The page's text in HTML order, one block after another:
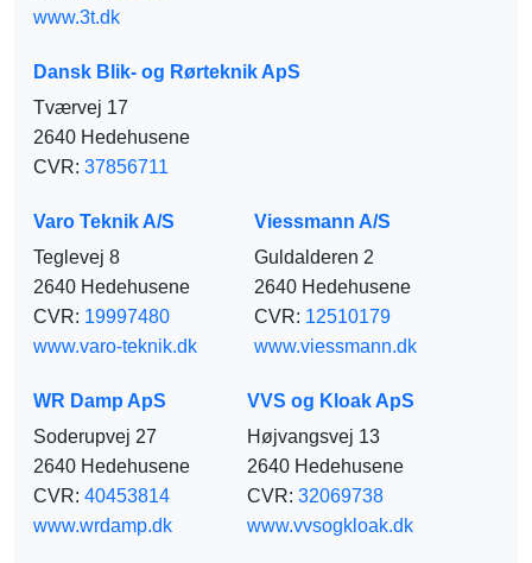
www.3t.dk
Dansk Blik- og Rørteknik ApS
Tværvej 17
2640 Hedehusene
CVR: 37856711
Varo Teknik A/S
Teglevej 8
2640 Hedehusene
CVR: 19997480
www.varo-teknik.dk
Viessmann A/S
Guldalderen 2
2640 Hedehusene
CVR: 12510179
www.viessmann.dk
WR Damp ApS
Soderupvej 27
2640 Hedehusene
CVR: 40453814
www.wrdamp.dk
VVS og Kloak ApS
Højvangsvej 13
2640 Hedehusene
CVR: 32069738
www.vvsogkloak.dk